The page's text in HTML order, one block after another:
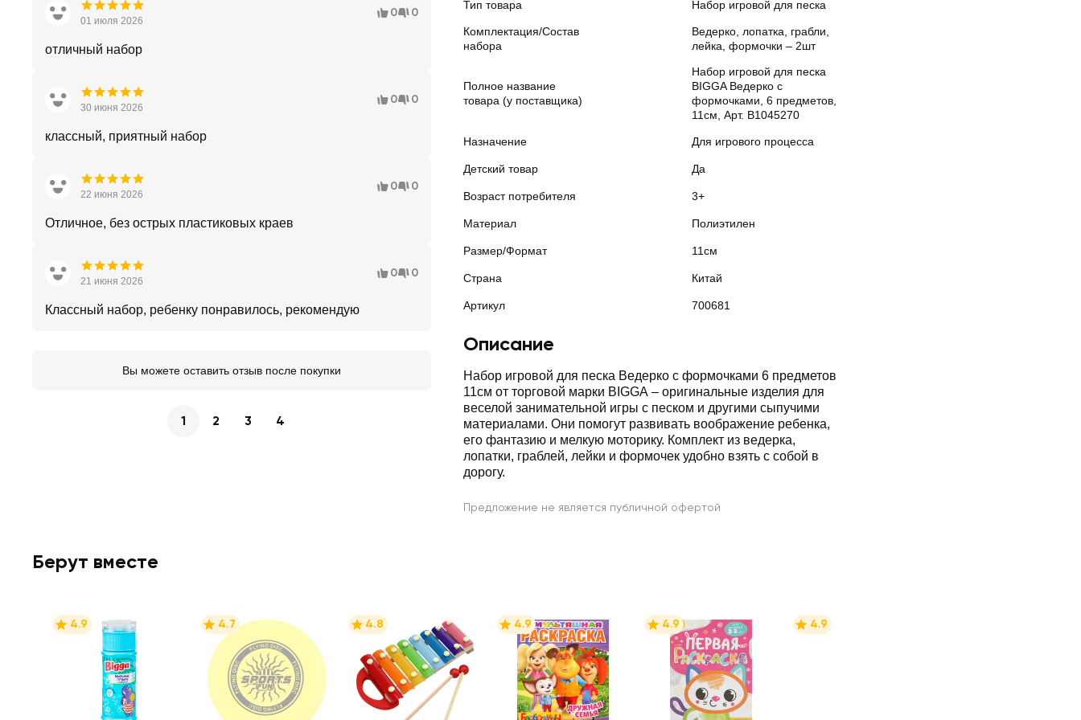
Тип товара Набор игровой для песка
Комплектация/Состав
набора
Ведерко, лопатка, грабли,
лейка, формочки – 2шт
Полное название
товара (у поставщика)
Набор игровой для песка
BIGGA Ведерко с
формочками, 6 предметов,
11см, Арт. B1045270
Назначение Для игрового процесса
Детский товар Да
Возраст потребителя 3+
Материал Полиэтилен
Размер/Формат 11см
Страна Китай
Артикул 700681
Описание
Набор игровой для песка Ведерко с формочками 6 предметов
11см от торговой марки BIGGA – оригинальные изделия для
веселой занимательной игры с песком и другими сыпучими
материалами. Они помогут развивать воображение ребенка,
его фантазию и мелкую моторику. Комплект из ведерка,
лопатки, граблей, лейки и формочек удобно взять с собой в
дорогу.
Предложение не является публичной офертой
01 июля 2026
0 0
отличный набор
30 июня 2026
0 0
классный, приятный набор
22 июня 2026
0 0
Отличное, без острых пластиковых краев
21 июня 2026
0 0
Классный набор, ребенку понравилось, рекомендую
Вы можете оставить отзыв после покупки
1 2 3 4
Берут вместе
4.9 4.7 4.8 4.9 4.9 4.9